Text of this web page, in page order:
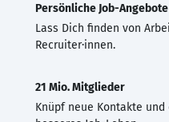
Persönliche Job-Angebote
Lass Dich finden von
Recruiter·innen.
21 Mio. Mitglieder
Knüpf neue Kontakte